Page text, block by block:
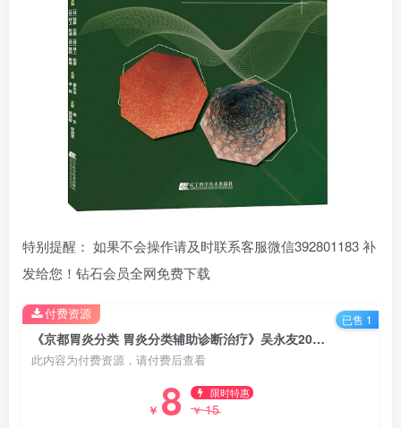
特别提醒： 如果不会操作请及时联系客服微信392801183 补
发给您！钻石会员全网免费下载
《京都胃炎分类 胃炎分类辅助诊断治疗》吴永友2018译.PDF电子书下载
此内容为付费资源，请付费后查看
￥ 8 限时特惠
￥15
付费资源 已售 1